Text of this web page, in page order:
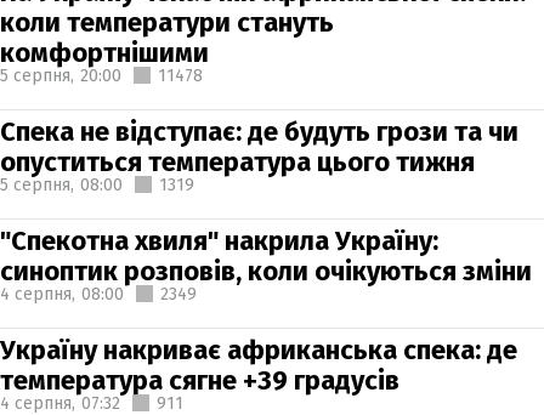
коли температури стануть
комфортнішими
5 серпня, 20:00 11478
Спека не відступає: де будуть грози та чи
опуститься температура цього тижня
5 серпня, 08:00 1319
"Спекотна хвиля" накрила Україну:
синоптик розповів, коли очікуються зміни
4 серпня, 08:00 2349
Україну накриває африканська спека: де
температура сягне +39 градусів
4 серпня, 07:32 911